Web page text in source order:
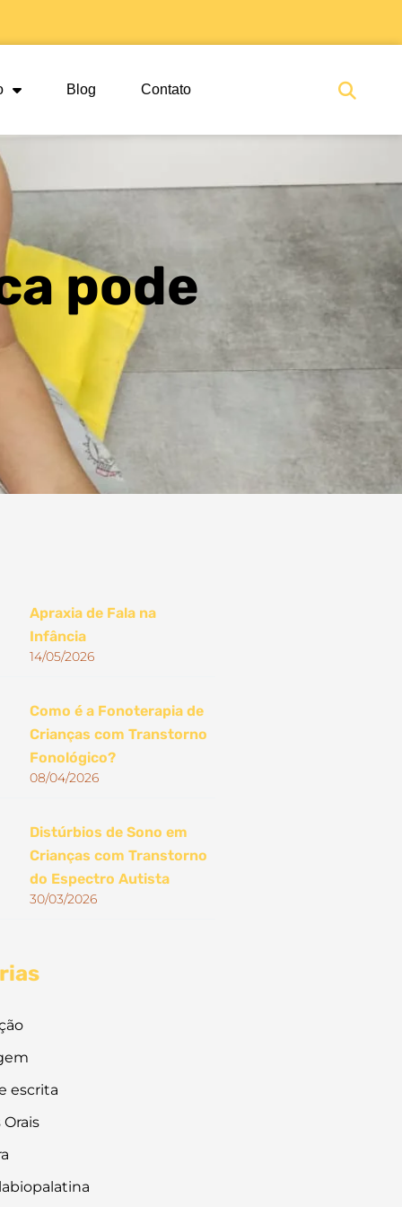
Blog Contato
pode
Apraxia de Fala na
Infância
14/05/2026
Como é a Fonoterapia de
Crianças com Transtorno
Fonológico?
08/04/2026
Distúrbios de Sono em
Crianças com Transtorno
do Espectro Autista
30/03/2026
escrita